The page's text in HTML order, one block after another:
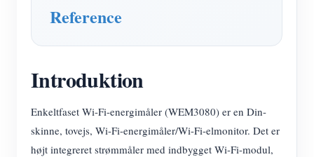
Reference
Introduktion
Enkeltfaset Wi-Fi-energimåler (WEM3080) er en Din-
skinne, tovejs, Wi-Fi-energimåler/Wi-Fi-elmonitor. Det er
højt integreret strømmåler med indbygget Wi-Fi-modul,